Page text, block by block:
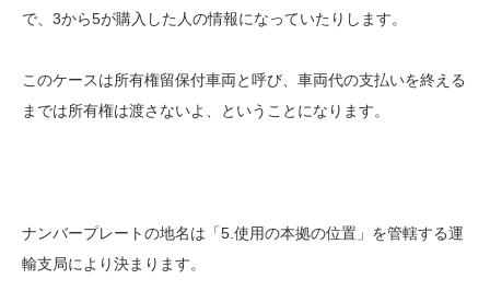
で、3から5が購入した人の情報になっていたりします。
このケースは所有権留保付車両と呼び、車両代の支払いを終える
までは所有権は渡さないよ、ということになります。
ナンバープレートの地名は「5.使用の本拠の位置」を管轄する運
輸支局により決まります。